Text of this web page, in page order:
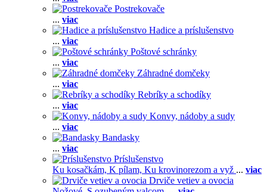
Postrekovače
... viac
Hadice a príslušenstvo
... viac
Poštové schránky
... viac
Záhradné domčeky
... viac
Rebríky a schodíky
... viac
Konvy, nádoby a sudy
... viac
Bandasky
... viac
Príslušenstvo
Ku kosačkám, K pílam, Ku krovinorezom a vyž ... viac
Drviče vetiev a ovocia